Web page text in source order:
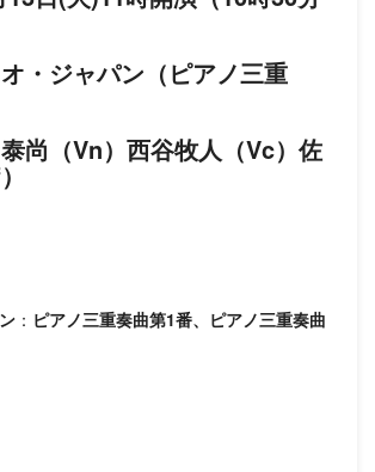
・ジャパン（ピアノ三重
（Vn）西谷牧人（Vc）佐
： ピアノ三重奏曲第1番、 ピアノ三重奏曲